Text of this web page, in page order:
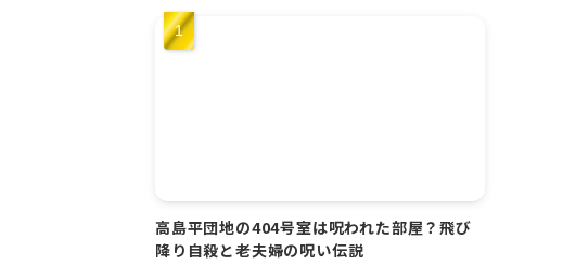
高島平団地の404号室は呪われた部屋？飛び
降り自殺と老夫婦の呪い伝説